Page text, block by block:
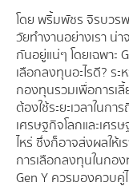
โดย พริ้มพัชร จิรบวร
วัยทำงานอย่างเรา น่
กันอยู่แน่ๆ โดยเฉพาะ
เลือกลงทุนอะไรดี? ร
กองทุนรวมเพื่อการเลี้
ต้องใช้ระยะเวลาใน
เศรษฐกิจโลกและเศ
ไหร่ ซึ่งก็อาจส่งผลให้
การเลือกลงทุนในกอ
Gen Y ควรมองควบคู่